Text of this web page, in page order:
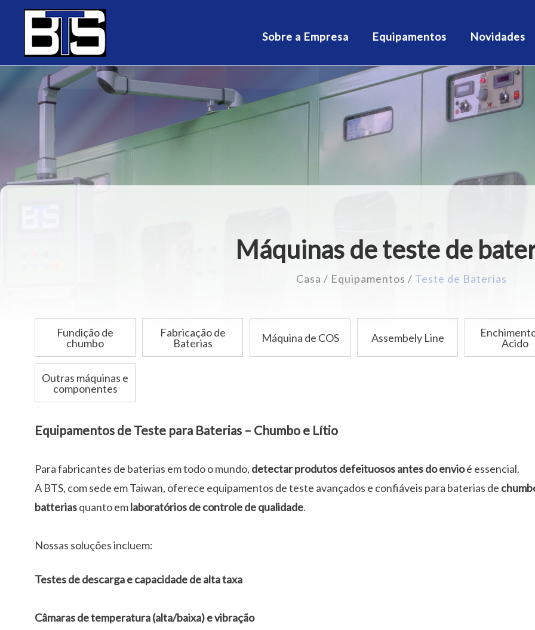
Sobre a Empresa Equipamentos Novidades
Máquinas de teste de
Casa Equipamentos Teste de Baterias
Fundição de
chumbo
Fabricação de
Baterias
Máquina de COS Assembely Line
Acido
Outras máquinas e
componentes
Equipamentos de Teste para Baterias – Chumbo e Lítio
Para fabricantes de baterias em todo o mundo, detectar produtos defeituosos antes do envioé essencial.
A BTS, com sede em Taiwan, oferece equipamentos de teste avançados e confiáveis para baterias de
batteriasquanto emlaboratórios de controle de qualidade.
Nossas soluções incluem:
Testes de descarga e capacidade de alta taxa
Câmaras de temperatura (alta/baixa) e vibração